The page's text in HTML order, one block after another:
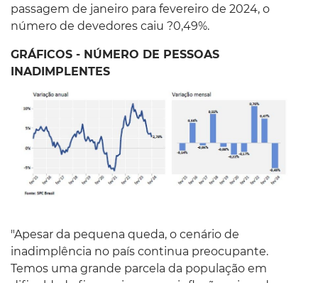
passagem de janeiro para fevereiro de 2024, o
número de devedores caiu ?0,49%.
GRÁFICOS - NÚMERO DE PESSOAS
INADIMPLENTES
"Apesar da pequena queda, o cenário de
inadimplência no país continua preocupante.
Temos uma grande parcela da população em